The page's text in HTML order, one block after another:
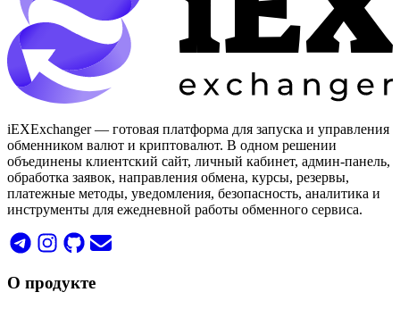
iEXExchanger — готовая платформа для запуска и управления
обменником валют и криптовалют. В одном решении
объединены клиентский сайт, личный кабинет, админ-панель,
обработка заявок, направления обмена, курсы, резервы,
платежные методы, уведомления, безопасность, аналитика и
инструменты для ежедневной работы обменного сервиса.
О продукте